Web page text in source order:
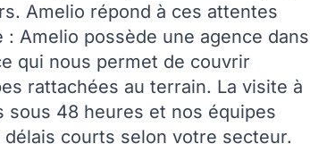
Amelio répond à ces attentes
Amelio possède une agence dans
qui nous permet de couvrir
rattachées au terrain. La visite à
48 heures et nos équipes
courts selon votre secteur.